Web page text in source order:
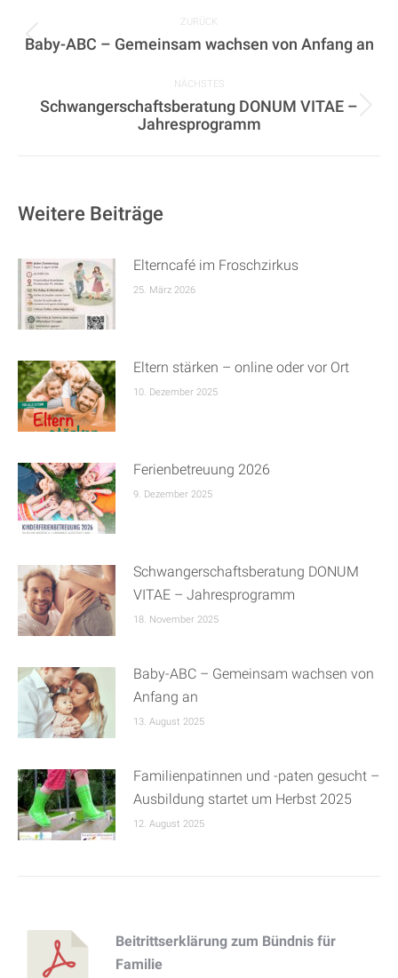
ZURÜCK
Vorheriger
Baby-ABC – Gemeinsam wachsen von Anfang an
NÄCHSTES
Nächster
Beitrag:
Schwangerschaftsberatung DONUM VITAE –
Jahresprogramm
Weitere Beiträge
Elterncafé im Froschzirkus
25. März 2026
Eltern stärken – online oder vor Ort
10. Dezember 2025
Ferienbetreuung 2026
9. Dezember 2025
Schwangerschaftsberatung DONUM
VITAE – Jahresprogramm
18. November 2025
Baby-ABC – Gemeinsam wachsen von
Anfang an
13. August 2025
Familienpatinnen und -paten gesucht –
Ausbildung startet um Herbst 2025
12. August 2025
Beitrittserklärung zum Bündnis für
Familie